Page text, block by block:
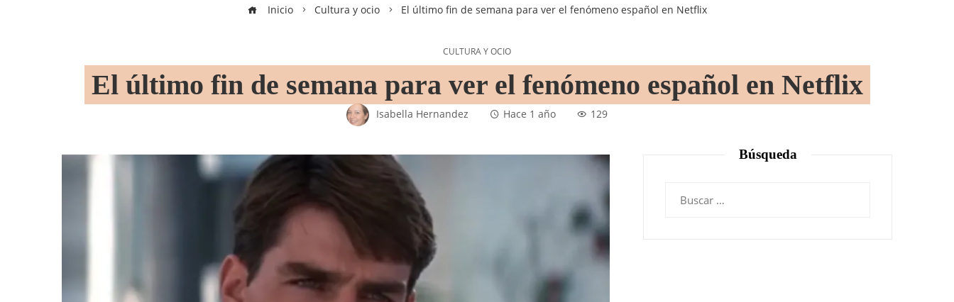
Inicio Cultura y ocio El último fin de semana para ver el fenómeno español en Netflix
CULTURA Y OCIO
El último fin de semana para ver el fenómeno español en Netflix
Isabella Hernandez Hace 1 año 129
Búsqueda